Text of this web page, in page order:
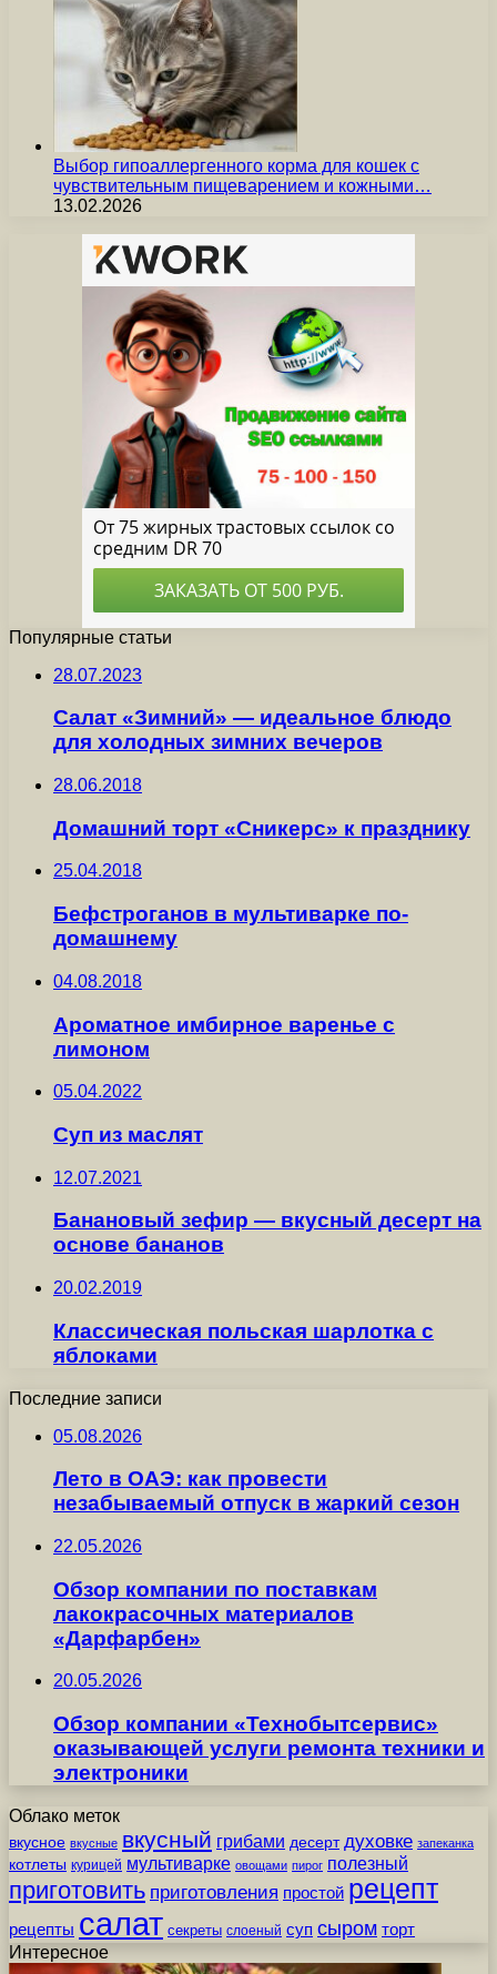
Выбор гипоаллергенного корма для кошек с
чувствительным пищеварением и кожными…
13.02.2026
Популярные статьи
28.07.2023
Салат «Зимний» — идеальное блюдо
для холодных зимних вечеров
28.06.2018
Домашний торт «Сникерс» к празднику
25.04.2018
Бефстроганов в мультиварке по-
домашнему
04.08.2018
Ароматное имбирное варенье с
лимоном
05.04.2022
Суп из маслят
12.07.2021
Банановый зефир — вкусный десерт на
основе бананов
20.02.2019
Классическая польская шарлотка с
яблоками
Последние записи
05.08.2026
Лето в ОАЭ: как провести
незабываемый отпуск в жаркий сезон
22.05.2026
Обзор компании по поставкам
лакокрасочных материалов
«Дарфарбен»
20.05.2026
Обзор компании «Технобытсервис»
оказывающей услуги ремонта техники и
электроники
Облако меток
вкусное вкусные вкусный грибами десерт духовке запеканка
котлеты курицей мультиварке овощами пирог полезный
приготовить приготовления простой рецепт
рецепты салат секреты слоеный суп сыром торт
Интересное